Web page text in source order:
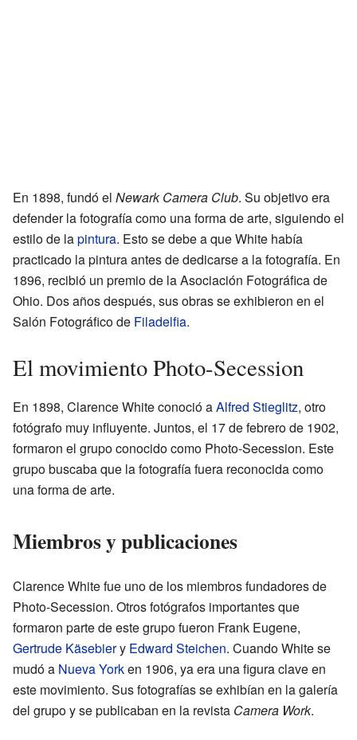
En 1898, fundó el Newark Camera Club. Su objetivo era
defender la fotografía como una forma de arte, siguiendo el
estilo de lapintura. Esto se debe a que White había
practicado la pintura antes de dedicarse a la fotografía. En
1896, recibió un premio de la Asociación Fotográfica de
Ohio. Dos años después, sus obras se exhibieron en el
Salón Fotográfico de Filadelfia.
El movimiento Photo-Secession
En 1898, Clarence White conoció aAlfred Stieglitz, otro
fotógrafo muy influyente. Juntos, el 17 de febrero de 1902,
formaron el grupo conocido como Photo-Secession. Este
grupo buscaba que la fotografía fuera reconocida como
una forma de arte.
Miembros y publicaciones
Clarence White fue uno de los miembros fundadores de
Photo-Secession. Otros fotógrafos importantes que
formaron parte de este grupo fueron Frank Eugene,
Gertrude Käsebiery Edward Steichen. Cuando White se
mudó a Nueva Yorken 1906, ya era una figura clave en
este movimiento. Sus fotografías se exhibían en la galería
del grupo y se publicaban en la revista Camera Work.